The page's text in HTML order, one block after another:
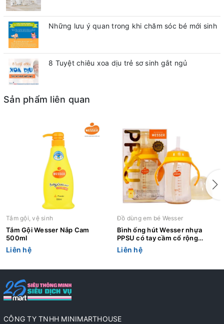
Những lưu ý quan trong khi chăm sóc bé mới sinh
8 Tuyệt chiêu xoa dịu trẻ sơ sinh gắt ngủ
Sản phẩm liên quan
Tắm gội, vệ sinh
Tắm Gội Wesser Nắp Cam
500ml
Liên hệ
Đồ dùng em bé Wesser
Bình ống hút Wesser nhựa
PPSU có tay cầm cổ rộng
260ml
Liên hệ
CÔNG TY TNHH MINIMARTHOUSE